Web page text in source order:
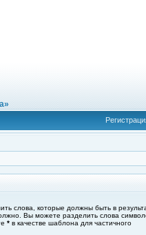
слова, которые должны быть в
Вы можете разделить слова
* в качестве шаблона для частичного